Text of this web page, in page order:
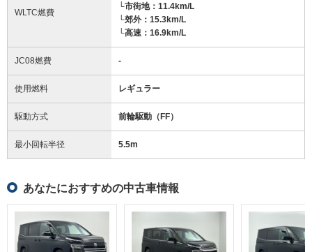
WLTC燃費
└市街地：11.4km/L
└郊外：15.3km/L
└高速：16.9km/L
JC08燃費 -
使用燃料 レギュラー
駆動方式 前輪駆動（FF）
最小回転半径 5.5m
あなたにおすすめの中古車情報